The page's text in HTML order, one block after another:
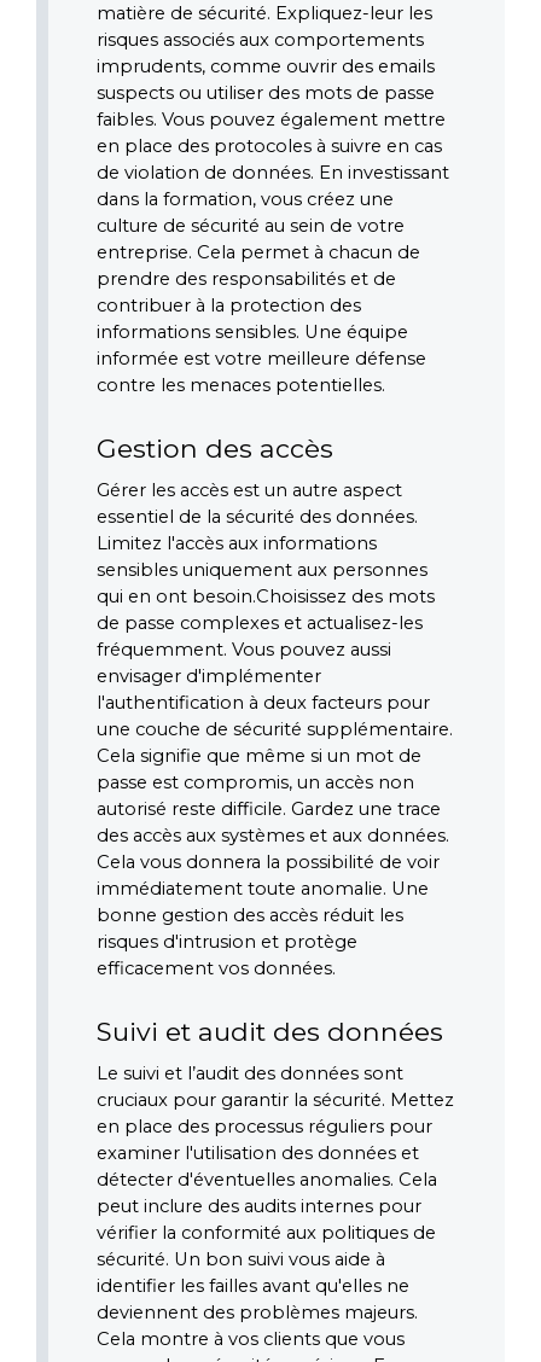
matière de sécurité. Expliquez-leur les
risques associés aux comportements
imprudents, comme ouvrir des emails
suspects ou utiliser des mots de passe
faibles. Vous pouvez également mettre
en place des protocoles à suivre en cas
de violation de données. En investissant
dans la formation, vous créez une
culture de sécurité au sein de votre
entreprise. Cela permet à chacun de
prendre des responsabilités et de
contribuer à la protection des
informations sensibles. Une équipe
informée est votre meilleure défense
contre les menaces potentielles.
Gestion des accès
Gérer les accès est un autre aspect
essentiel de la sécurité des données.
Limitez l'accès aux informations
sensibles uniquement aux personnes
qui en ont besoin.Choisissez des mots
de passe complexes et actualisez-les
fréquemment. Vous pouvez aussi
envisager d'implémenter
l'authentification à deux facteurs pour
une couche de sécurité supplémentaire.
Cela signifie que même si un mot de
passe est compromis, un accès non
autorisé reste difficile. Gardez une trace
des accès aux systèmes et aux données.
Cela vous donnera la possibilité de voir
immédiatement toute anomalie. Une
bonne gestion des accès réduit les
risques d'intrusion et protège
efficacement vos données.
Suivi et audit des données
Le suivi et l’audit des données sont
cruciaux pour garantir la sécurité. Mettez
en place des processus réguliers pour
examiner l'utilisation des données et
détecter d'éventuelles anomalies. Cela
peut inclure des audits internes pour
vérifier la conformité aux politiques de
sécurité. Un bon suivi vous aide à
identifier les failles avant qu'elles ne
deviennent des problèmes majeurs.
Cela montre à vos clients que vous